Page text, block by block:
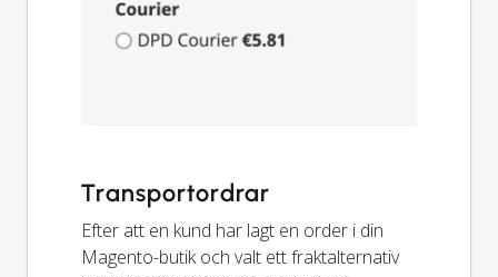
Transportordrar
Efter att en kund har lagt en order i din
Magento-butik och valt ett fraktalternativ